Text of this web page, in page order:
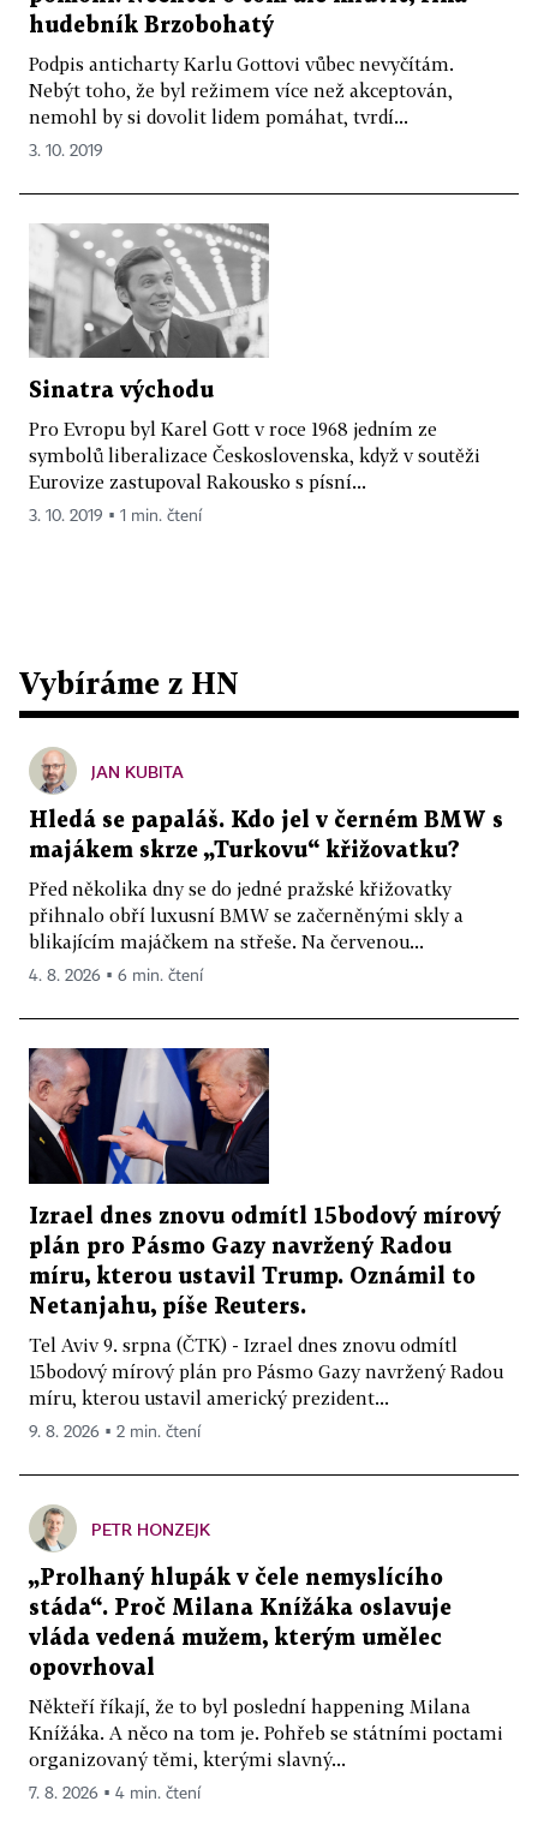
hudebník Brzobohatý
Podpis anticharty Karlu Gottovi vůbec nevyčítám.
Nebýt toho, že byl režimem více než akceptován,
nemohl by si dovolit lidem pomáhat, tvrdí...
3. 10. 2019
Sinatra východu
Pro Evropu byl Karel Gott v roce 1968 jedním ze
symbolů liberalizace Československa, když v soutěži
Eurovize zastupoval Rakousko s písní...
3. 10. 2019 ▪ 1 min. čtení
Vybíráme z HN
JAN KUBITA
Hledá se papaláš. Kdo jel v černém BMW s
majákem skrze „Turkovu“ křižovatku?
Před několika dny se do jedné pražské křižovatky
přihnalo obří luxusní BMW se začerněnými skly a
blikajícím majáčkem na střeše. Na červenou...
4. 8. 2026 ▪ 6 min. čtení
Izrael dnes znovu odmítl 15bodový mírový
plán pro Pásmo Gazy navržený Radou
míru, kterou ustavil Trump. Oznámil to
Netanjahu, píše Reuters.
Tel Aviv 9. srpna (ČTK) - Izrael dnes znovu odmítl
15bodový mírový plán pro Pásmo Gazy navržený Radou
míru, kterou ustavil americký prezident...
9. 8. 2026 ▪ 2 min. čtení
PETR HONZEJK
„Prolhaný hlupák v čele nemyslícího
stáda“. Proč Milana Knížáka oslavuje
vláda vedená mužem, kterým umělec
opovrhoval
Někteří říkají, že to byl poslední happening Milana
Knížáka. A něco na tom je. Pohřeb se státními poctami
organizovaný těmi, kterými slavný...
7. 8. 2026 ▪ 4 min. čtení